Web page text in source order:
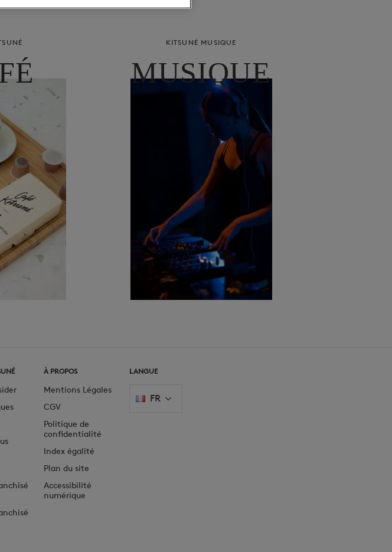
KITSUNÉ MUSIQUE
MUSIQUE
À PROPOS
Mentions Légales
CGV
Politique de
confidentialité
Index égalité
Plan du site
Accessibilité
numérique
LANGUE
FR